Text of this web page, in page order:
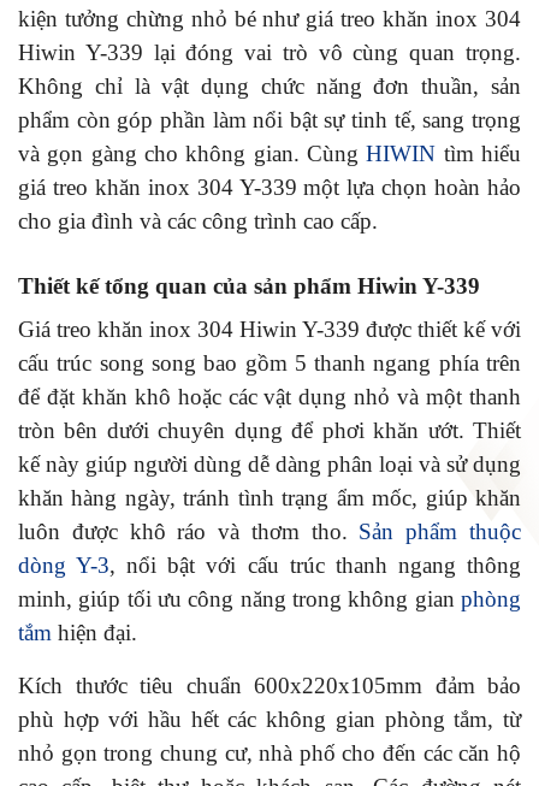
kiện tưởng chừng nhỏ bé như giá treo khăn inox 304
Hiwin Y-339 lại đóng vai trò vô cùng quan trọng.
Không chỉ là vật dụng chức năng đơn thuần, sản
phẩm còn góp phần làm nổi bật sự tinh tế, sang trọng
và gọn gàng cho không gian. CùngHIWIN tìm hiểu
giá treo khăn inox 304 Y-339 một lựa chọn hoàn hảo
cho gia đình và các công trình cao cấp.
Thiết kế tổng quan của sản phẩm Hiwin Y-339
Giá treo khăn inox 304 Hiwin Y-339 được thiết kế với
cấu trúc song song bao gồm 5 thanh ngang phía trên
để đặt khăn khô hoặc các vật dụng nhỏ và một thanh
tròn bên dưới chuyên dụng để phơi khăn ướt. Thiết
kế này giúp người dùng dễ dàng phân loại và sử dụng
khăn hàng ngày, tránh tình trạng ẩm mốc, giúp khăn
luôn được khô ráo và thơm tho. Sản phẩm thuộc
dòng Y-3, nổi bật với cấu trúc thanh ngang thông
minh, giúp tối ưu công năng trong không gian phòng
tắm hiện đại.
Kích thước tiêu chuẩn 600x220x105mm đảm bảo
phù hợp với hầu hết các không gian phòng tắm, từ
nhỏ gọn trong chung cư, nhà phố cho đến các căn hộ